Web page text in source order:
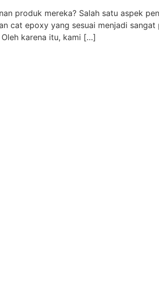
produk mereka? Salah satu aspek
cat epoxy yang sesuai menjadi sangat
karena itu, kami […]